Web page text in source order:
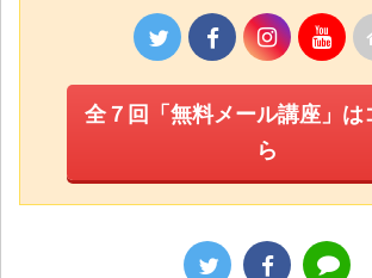
全７回「無料メール講座」は
ら